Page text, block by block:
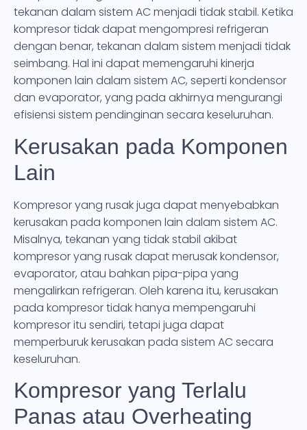
tekanan dalam sistem AC menjadi tidak stabil. Ketika
kompresor tidak dapat mengompresi refrigeran
dengan benar, tekanan dalam sistem menjadi tidak
seimbang. Hal ini dapat memengaruhi kinerja
komponen lain dalam sistem AC, seperti kondensor
dan evaporator, yang pada akhirnya mengurangi
efisiensi sistem pendinginan secara keseluruhan.
Kerusakan pada Komponen
Lain
Kompresor yang rusak juga dapat menyebabkan
kerusakan pada komponen lain dalam sistem AC.
Misalnya, tekanan yang tidak stabil akibat
kompresor yang rusak dapat merusak kondensor,
evaporator, atau bahkan pipa-pipa yang
mengalirkan refrigeran. Oleh karena itu, kerusakan
pada kompresor tidak hanya mempengaruhi
kompresor itu sendiri, tetapi juga dapat
memperburuk kerusakan pada sistem AC secara
keseluruhan.
Kompresor yang Terlalu
Panas atau Overheating